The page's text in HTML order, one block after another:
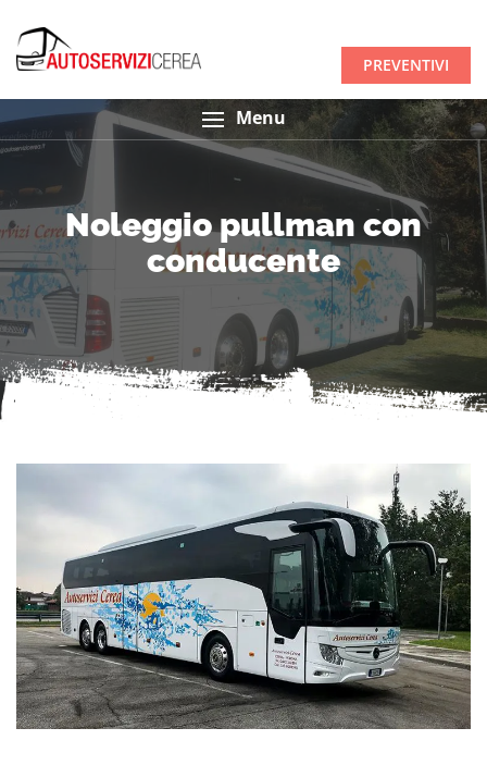
PREVENTIVI
Menu
Noleggio pullman con
conducente